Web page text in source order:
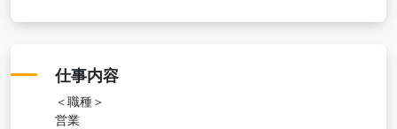
仕事内容
＜職種＞
営業